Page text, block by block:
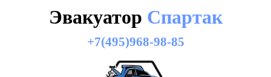
Эвакуатор Спартак
+7(495)968-98-85